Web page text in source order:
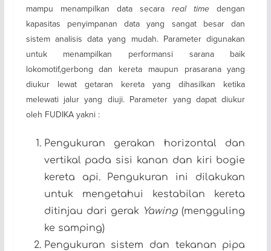
mampu menampilkan data secarareal time dengan
kapasitas penyimpanan data yang sangat besar dan
sistem analisis data yang mudah. Parameter digunakan
untuk menampilkan performansi sarana baik
lokomotif,gerbong dan kereta maupun prasarana yang
diukur lewat getaran kereta yang dihasilkan ketika
melewati jalur yang diuji. Parameter yang dapat diukur
oleh FUDIKA yakni :
Pengukuran gerakan horizontal dan
vertikal pada sisi kanan dan kiri bogie
kereta api. Pengukuran ini dilakukan
untuk mengetahui kestabilan kereta
ditinjau dari gerak Yawing (mengguling
ke samping)
Pengukuran sistem dan tekanan pipa